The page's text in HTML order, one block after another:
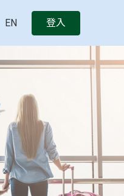
EN 登入